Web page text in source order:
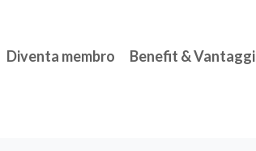
Diventa membro Benefit & Vantaggi